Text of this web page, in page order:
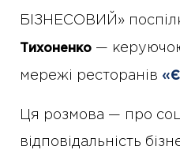
БІЗНЕСОВИЙ»
Тихоненко —
мережі ресторанів «
Ця розмова — про
відповідальність